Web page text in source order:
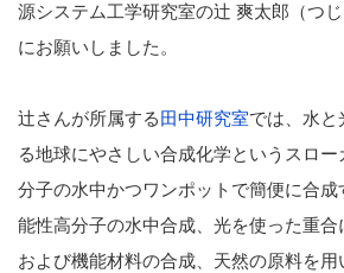
源システム工学研究室の辻 爽太郎（つ
にお願いしました。
辻さんが所属する田中研究室では、水と
る地球にやさしい合成化学というスロ
分子の水中かつワンポットで簡便に合
能性高分子の水中合成、光を使った重
および機能材料の合成、天然の原料を